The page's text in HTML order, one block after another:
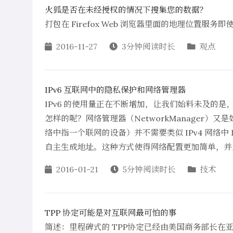
火狐是否在未经授权的情况下搜集您的数据？
打包在 Firefox Web 浏览器里面的地理位置服务即
2016-11-27 3分钟阅读时长 观点
IPv6 互联网中的隐私保护和网络管理器
IPv6 的使用量正在不断增加，让我们始料未及的是
怎样的呢？网络管理器（NetworkManager）又是
络中指一个联网的设备）并不需要类似 IPv4 网络
自主生成地址。这种方式使得网络配置更加简单，
2016-01-21 5分钟阅读时长 技术
TPP 协定可能是对互联网最可怕的事
简述：里程碑式的 TPP协定已经由美国商务部长在